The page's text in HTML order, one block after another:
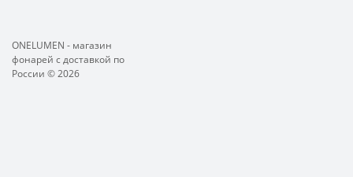
ONELUMEN - магазин
фонарей с доставкой по
России © 2026